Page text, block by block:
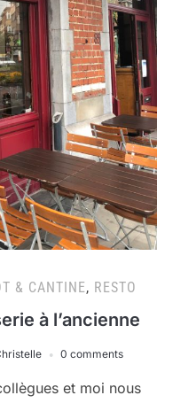
& CANTINE, RESTO
à l’ancienne
0 comments
et moi nous